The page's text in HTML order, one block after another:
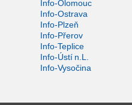
Info-Olomouc
Info-Ostrava
Info-Plzeň
Info-Přerov
Info-Teplice
Info-Ústí n.L.
Info-Vysočina